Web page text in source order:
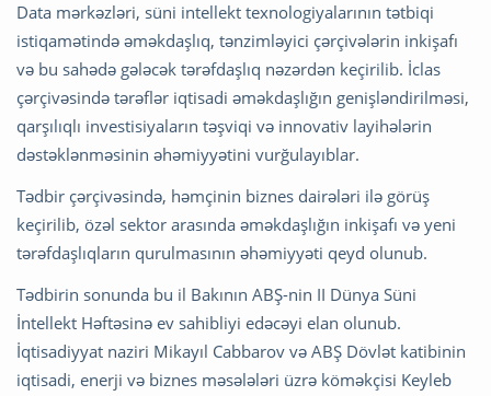
Data mərkəzləri, süni intellekt texnologiyalarının tətbiqi
istiqamətində əməkdaşlıq, tənzimləyici çərçivələrin inkişafı
və bu sahədə gələcək tərəfdaşlıq nəzərdən keçirilib. İclas
çərçivəsində tərəflər iqtisadi əməkdaşlığın genişləndirilməsi,
qarşılıqlı investisiyaların təşviqi və innovativ layihələrin
dəstəklənməsinin əhəmiyyətini vurğulayıblar.
Tədbir çərçivəsində, həmçinin biznes dairələri ilə görüş
keçirilib, özəl sektor arasında əməkdaşlığın inkişafı və yeni
tərəfdaşlıqların qurulmasının əhəmiyyəti qeyd olunub.
Tədbirin sonunda bu il Bakının ABŞ-nin II Dünya Süni
İntellekt Həftəsinə ev sahibliyi edəcəyi elan olunub.
İqtisadiyyat naziri Mikayıl Cabbarov və ABŞ Dövlət katibinin
iqtisadi, enerji və biznes məsələləri üzrə köməkçisi Keyleb